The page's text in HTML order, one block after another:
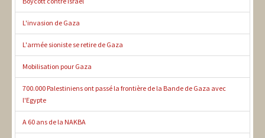
L'invasion de Gaza
L'armée sioniste se retire de Gaza
Mobilisation pour Gaza
700.000 Palestiniens ont passé la frontière de la Bande de Gaza avec
l'Egypte
A 60 ans de la NAKBA